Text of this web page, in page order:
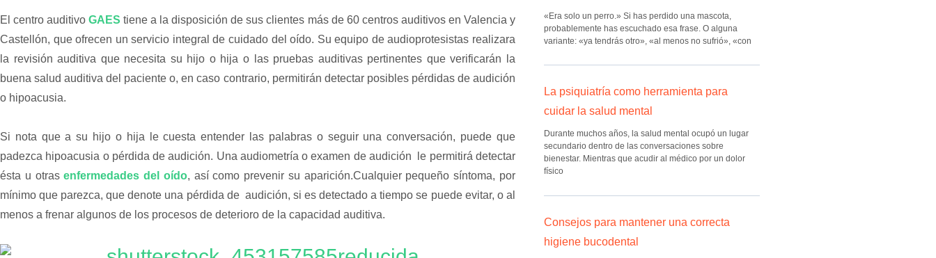
El centro auditivoGAES tiene a la disposición de sus clientes más de 60 centros auditivos en Valencia y
Castellón, que ofrecen un servicio integral de cuidado del oído. Su equipo de audioprotesistas realizara
la revisión auditiva que necesita su hijo o hija o las pruebas auditivas pertinentes que verificarán la
buena salud auditiva del paciente o, en caso contrario, permitirán detectar posibles pérdidas de audición
o hipoacusia.
Si nota que a su hijo o hija le cuesta entender las palabras o seguir una conversación, puede que
padezca hipoacusia o pérdida de audición. Una audiometría o examen de audición le permitirá detectar
ésta u otrasenfermedades del oído, así como prevenir su aparición.Cualquier pequeño síntoma, por
mínimo que parezca, que denote una pérdida de audición, si es detectado a tiempo se puede evitar, o al
menos a frenar algunos de los procesos de deterioro de la capacidad auditiva.
«Era solo un perro.» Si has perdido una mascota,
probablemente has escuchado esa frase. O alguna
variante: «ya tendrás otro», «al menos no sufrió», «con
La psiquiatría como herramienta para
cuidar la salud mental
Durante muchos años, la salud mental ocupó un lugar
secundario dentro de las conversaciones sobre
bienestar. Mientras que acudir al médico por un dolor
físico
Consejos para mantener una correcta
higiene bucodental